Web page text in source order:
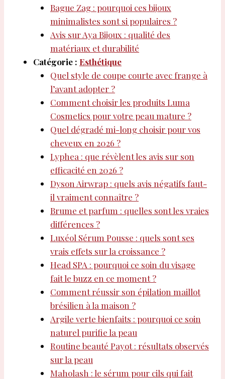
Bague Zag : pourquoi ces bijoux
minimalistes sont si populaires ?
Avis sur Aya Bijoux : qualité des
matériaux et durabilité
Catégorie : Esthétique
Quel style de coupe courte avec frange à
l’avant adopter ?
Comment choisir les produits Luma
Cosmetics pour votre peau mature ?
Quel dégradé mi-long choisir pour vos
cheveux en 2026 ?
Lyphea : que révèlent les avis sur son
efficacité en 2026 ?
Dyson Airwrap : quels avis négatifs faut-
il vraiment connaître ?
Brume et parfum : quelles sont les vraies
différences ?
Luxéol Sérum Pousse : quels sont ses
vrais effets sur la croissance ?
Head SPA : pourquoi ce soin du visage
fait le buzz en ce moment ?
Comment réussir son épilation maillot
brésilien à la maison ?
Argile verte bienfaits : pourquoi ce soin
naturel purifie la peau
Routine beauté Payot : résultats observés
sur la peau
Maholash : le sérum pour cils qui fait